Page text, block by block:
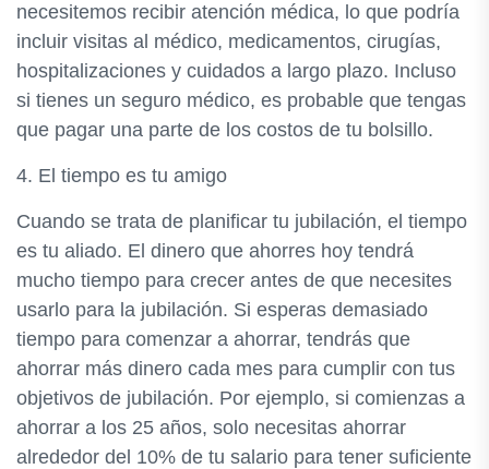
necesitemos recibir atención médica, lo que podría
incluir visitas al médico, medicamentos, cirugías,
hospitalizaciones y cuidados a largo plazo. Incluso
si tienes un seguro médico, es probable que tengas
que pagar una parte de los costos de tu bolsillo.
4. El tiempo es tu amigo
Cuando se trata de planificar tu jubilación, el tiempo
es tu aliado. El dinero que ahorres hoy tendrá
mucho tiempo para crecer antes de que necesites
usarlo para la jubilación. Si esperas demasiado
tiempo para comenzar a ahorrar, tendrás que
ahorrar más dinero cada mes para cumplir con tus
objetivos de jubilación. Por ejemplo, si comienzas a
ahorrar a los 25 años, solo necesitas ahorrar
alrededor del 10% de tu salario para tener suficiente